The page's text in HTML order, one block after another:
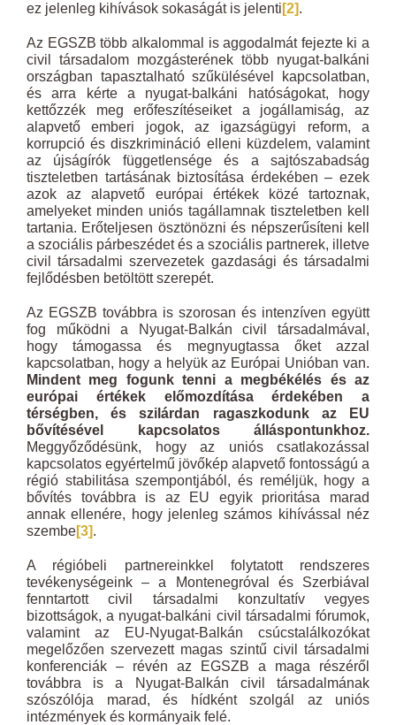
ez jelenleg kihívások sokaságát is jelenti [2].
Az EGSZB több alkalommal is aggodalmát fejezte ki a
civil társadalom mozgásterének több nyugat-balkáni
országban tapasztalható szűkülésével kapcsolatban,
és arra kérte a nyugat-balkáni hatóságokat, hogy
kettőzzék meg erőfeszítéseiket a jogállamiság, az
alapvető emberi jogok, az igazságügyi reform, a
korrupció és diszkrimináció elleni küzdelem, valamint
az újságírók függetlensége és a sajtószabadság
tiszteletben tartásának biztosítása érdekében – ezek
azok az alapvető európai értékek közé tartoznak,
amelyeket minden uniós tagállamnak tiszteletben kell
tartania. Erőteljesen ösztönözni és népszerűsíteni kell
a szociális párbeszédet és a szociális partnerek, illetve
civil társadalmi szervezetek gazdasági és társadalmi
fejlődésben betöltött szerepét.
Az EGSZB továbbra is szorosan és intenzíven együtt
fog működni a Nyugat-Balkán civil társadalmával,
hogy támogassa és megnyugtassa őket azzal
kapcsolatban, hogy a helyük az Európai Unióban van.
Mindent meg fogunk tenni a megbékélés és az
európai értékek előmozdítása érdekében a
térségben, és szilárdan ragaszkodunk az EU
bővítésével kapcsolatos álláspontunkhoz.
Meggyőződésünk, hogy az uniós csatlakozással
kapcsolatos egyértelmű jövőkép alapvető fontosságú a
régió stabilitása szempontjából, és reméljük, hogy a
bővítés továbbra is az EU egyik prioritása marad
annak ellenére, hogy jelenleg számos kihívással néz
szembe[3].
A régióbeli partnereinkkel folytatott rendszeres
tevékenységeink – a Montenegróval és Szerbiával
fenntartott civil társadalmi konzultatív vegyes
bizottságok, a nyugat-balkáni civil társadalmi fórumok,
valamint az EU-Nyugat-Balkán csúcstalálkozókat
megelőzően szervezett magas szintű civil társadalmi
konferenciák – révén az EGSZB a maga részéről
továbbra is a Nyugat-Balkán civil társadalmának
szószólója marad, és hídként szolgál az uniós
intézmények és kormányaik felé.